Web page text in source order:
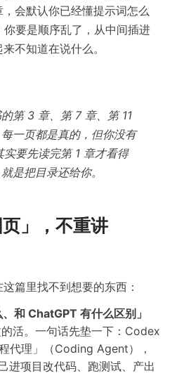
会默认你已经懂提示词怎么
要是顺序乱了，从中间插进
不知道在说什么。
第 3 章、第 7 章、第 11
一页都是真的，但你没有
要先读完第 1 章才看得
是把目录还给你。
」，不重讲
篇里找不到想要的东西：
和 ChatGPT 有什么区别」
活。一句话先垫一下：Codex
代理」（Coding Agent），
进项目改代码、跑测试、产出